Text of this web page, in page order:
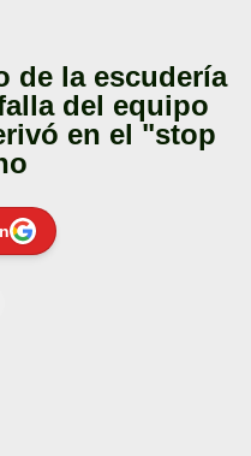
de la escudería
del equipo
en el "stop